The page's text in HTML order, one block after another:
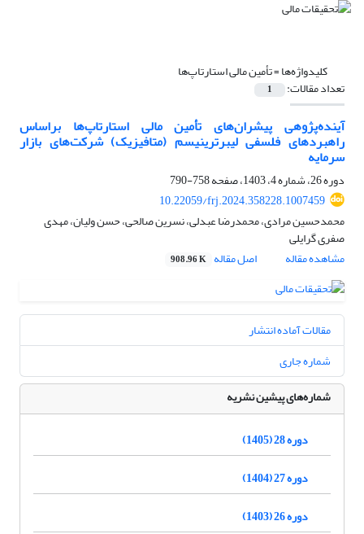
کلیدواژه‌ها =تأمین مالی استارتاپ‌ها
تعداد مقالات: 1
آینده‌پژوهی پیشران‌های تأمین مالی استارتاپ‌ها براساس
راهبردهای فلسفی لیبرترینیسم (متافیزیک) شرکت‌های بازار
سرمایه
دوره 26، شماره 4، 1403، صفحه
758-790
10.22059/frj.2024.358228.1007459
محمدحسین مرادی، محمدرضا عبدلی، نسرین صالحی، حسن ولیان، مهدی
صفری گرایلی
مشاهده مقاله
اصل مقاله 908.96 K
مقالات آماده انتشار
شماره جاری
شماره‌های پیشین نشریه
دوره 28 (1405)
دوره 27 (1404)
دوره 26 (1403)